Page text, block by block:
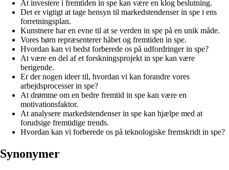
At investere i fremtiden in spe kan være en klog beslutning.
Det er vigtigt at tage hensyn til markedstendenser in spe i ens
forretningsplan.
Kunstnere har en evne til at se verden in spe på en unik måde.
Vores børn repræsenterer håbet og fremtiden in spe.
Hvordan kan vi bedst forberede os på udfordringer in spe?
At være en del af et forskningsprojekt in spe kan være
berigende.
Er der nogen ideer til, hvordan vi kan forandre vores
arbejdsprocesser in spe?
At drømme om en bedre fremtid in spe kan være en
motivationsfaktor.
At analysere markedstendenser in spe kan hjælpe med at
forudsige fremtidige trends.
Hvordan kan vi forberede os på teknologiske fremskridt in spe?
Synonymer